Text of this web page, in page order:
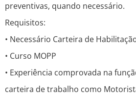
preventivas, quando necessário.
Requisitos:
• Necessário Carteira de
• Curso MOPP
• Experiência comprovada na
carteira de trabalho como